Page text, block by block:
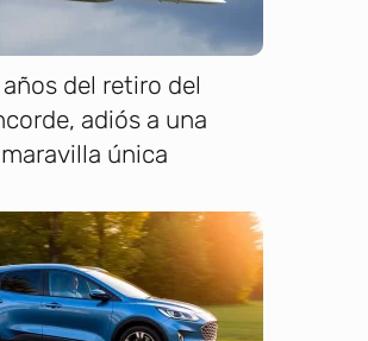
del retiro del
adiós a una
maravilla única